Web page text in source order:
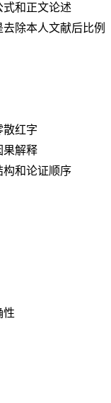
式和正文论述
除本人文献后比例
散红字
果解释
构和论证顺序
性